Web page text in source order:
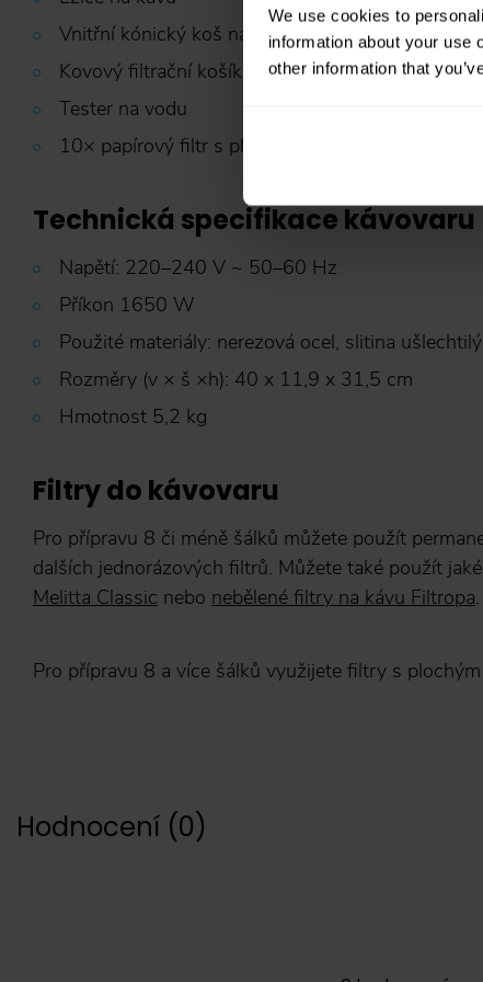
We use cookies to
information about your use
other information that
Vnitřní kónický koš na filtr
Kovový filtrační košík pro více jak 8 šálků
Tester na vodu
10× papírový filtr s plochým dnem pro 8 a více
Technická specifikace kávovaru
Napětí: 220–240 V ~ 50–60 Hz
Příkon 1650 W
Použité materiály: nerezová ocel, slitina
Rozměry (v × š ×h): 40 x 11,9 x 31,5 cm
Hmotnost 5,2 kg
Filtry do kávovaru
Pro přípravu 8 či méně šálků můžete použít
dalších jednorázových filtrů. Můžete také použít
Melitta Classic nebo nebělené filtry na kávu Filtropa.
Pro přípravu 8 a více šálků využijete filtry s
Hodnocení (0)